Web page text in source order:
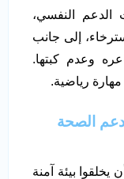
النفسي،
إلى جانب
وعدم كبتها.
رياضية.
الصحة
يخلقوا بيئة آمنة